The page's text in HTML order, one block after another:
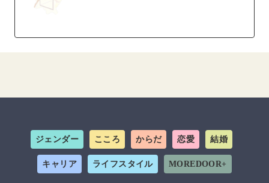
ジェンダー こころ からだ 恋愛 結婚
キャリア ライフスタイル MOREDOOR+